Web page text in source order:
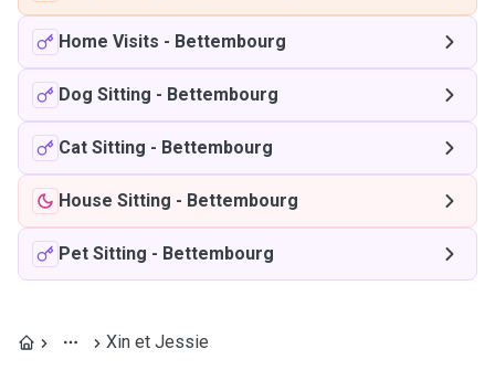
Home Visits - Bettembourg
Dog Sitting - Bettembourg
Cat Sitting - Bettembourg
House Sitting - Bettembourg
Pet Sitting - Bettembourg
Xin et Jessie